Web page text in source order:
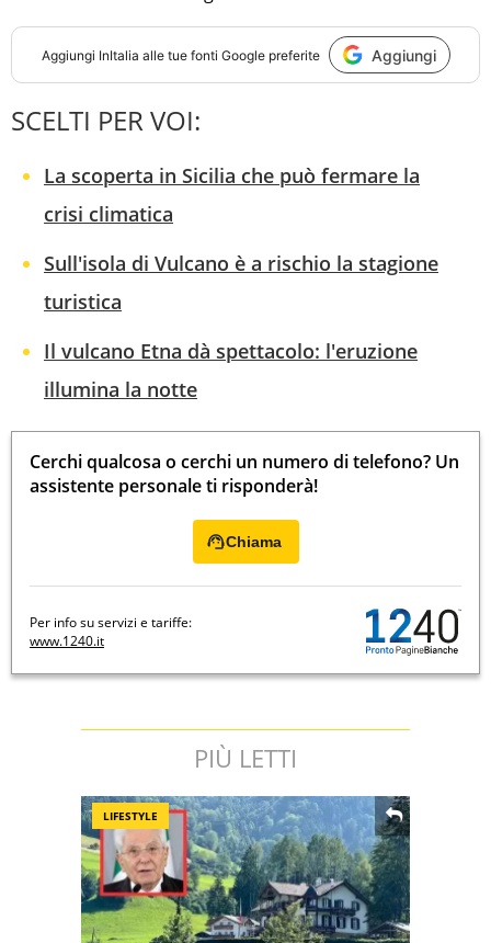
Aggiungi InItalia alle tue fonti Google preferite Aggiungi
SCELTI PER VOI:
La scoperta in Sicilia che può fermare la
crisi climatica
Sull'isola di Vulcano è a rischio la stagione
turistica
Il vulcano Etna dà spettacolo: l'eruzione
illumina la notte
Cerchi qualcosa o cerchi un numero di telefono? Un
assistente personale ti risponderà!
Chiama
Per info su servizi e tariffe:
www.1240.it
PIÙ LETTI
LIFESTYLE